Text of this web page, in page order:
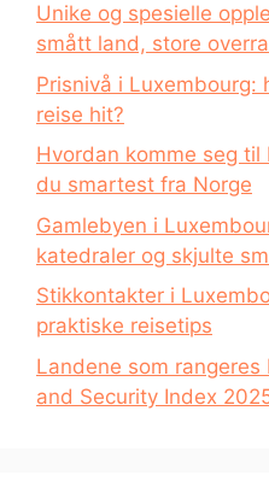
Unike og spesielle
smått land, store
Prisnivå i Luxembourg:
reise hit?
Hvordan komme seg
du smartest fra Norge
Gamlebyen i
katedraler og skjulte
Stikkontakter i
praktiske reisetips
Landene som rangeres
and Security Index